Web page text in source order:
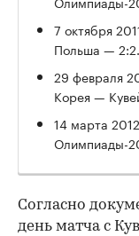
7 октября
Польша — 2:2.
29 февраля
Корея —
14 марта
Олимпиады-
Согласно
день матча с